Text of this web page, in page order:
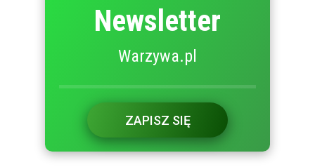
Newsletter
Warzywa.pl
ZAPISZ SIĘ